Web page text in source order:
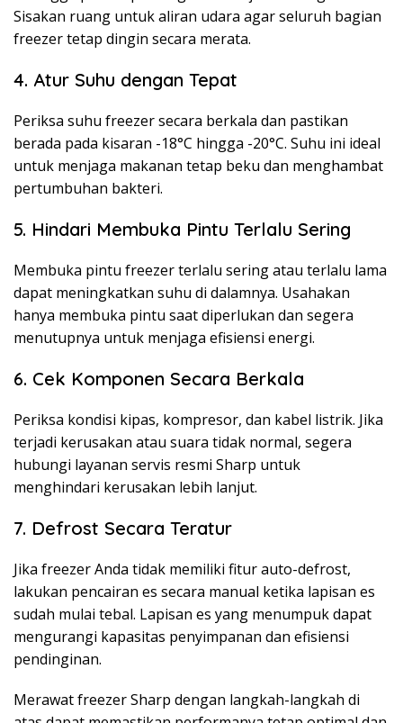
Sisakan ruang untuk aliran udara agar seluruh bagian
freezer tetap dingin secara merata.
4. Atur Suhu dengan Tepat
Periksa suhu freezer secara berkala dan pastikan
berada pada kisaran -18°C hingga -20°C. Suhu ini ideal
untuk menjaga makanan tetap beku dan menghambat
pertumbuhan bakteri.
5. Hindari Membuka Pintu Terlalu Sering
Membuka pintu freezer terlalu sering atau terlalu lama
dapat meningkatkan suhu di dalamnya. Usahakan
hanya membuka pintu saat diperlukan dan segera
menutupnya untuk menjaga efisiensi energi.
6. Cek Komponen Secara Berkala
Periksa kondisi kipas, kompresor, dan kabel listrik. Jika
terjadi kerusakan atau suara tidak normal, segera
hubungi layanan servis resmi Sharp untuk
menghindari kerusakan lebih lanjut.
7. Defrost Secara Teratur
Jika freezer Anda tidak memiliki fitur auto-defrost,
lakukan pencairan es secara manual ketika lapisan es
sudah mulai tebal. Lapisan es yang menumpuk dapat
mengurangi kapasitas penyimpanan dan efisiensi
pendinginan.
Merawat freezer Sharp dengan langkah-langkah di